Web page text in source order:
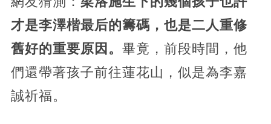
才是李澤楷最后的籌碼，也是二人重修
舊好的重要原因。 畢竟，前段時間，他
們還帶著孩子前往蓮花山，似是為李嘉
誠祈福。